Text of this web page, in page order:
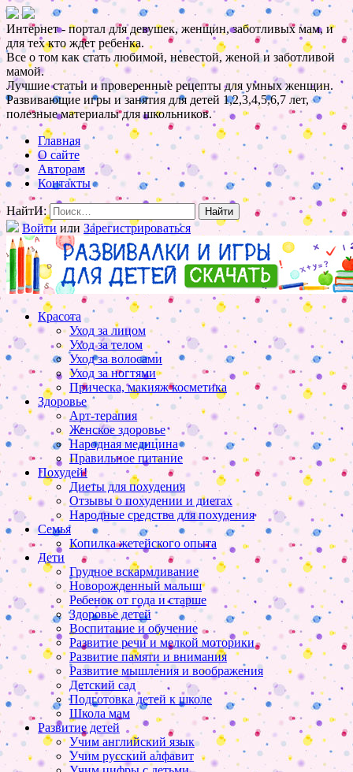
Интернет - портал для девушек, женщин, заботливых мам, и
для тех кто ждет ребенка.
Все о том как стать любимой, невестой, женой и заботливой
мамой.
Лучшие статьи и проверенные рецепты для умных женщин.
Развивающие игры и занятия для детей 1,2,3,4,5,6,7 лет,
полезные материалы для школьников.
Главная
О сайте
Авторам
Контакты
НайтИ:
Войти или Зарегистрироваться
Красота
Уход за лицом
Уход за телом
Уход за волосами
Уход за ногтями
Прическа, макияж косметика
Здоровье
Арт-терапия
Женское здоровье
Народная медицина
Правильное питание
Похудей!
Диеты для похудения
Отзывы о похудении и диетах
Народные средства для похудения
Семья
Копилка жетейского опыта
Дети
Грудное вскармливание
Новорожденный малыш
Ребенок от года и старше
Здоровье детей
Воспитание и обучение
Развитие речи и мелкой моторики
Развитие памяти и внимания
Развитие мышления и воображения
Детский сад
Подготовка детей к школе
Школа мам
Развитие детей
Учим английский язык
Учим русский алфавит